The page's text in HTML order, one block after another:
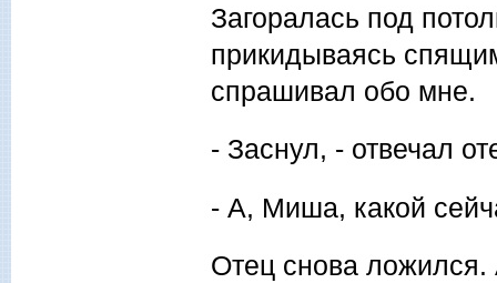
Загоралась под
прикидываясь
спрашивал обо мне.
- Заснул, - отвечал
- А, Миша, какой
Отец снова ложился.